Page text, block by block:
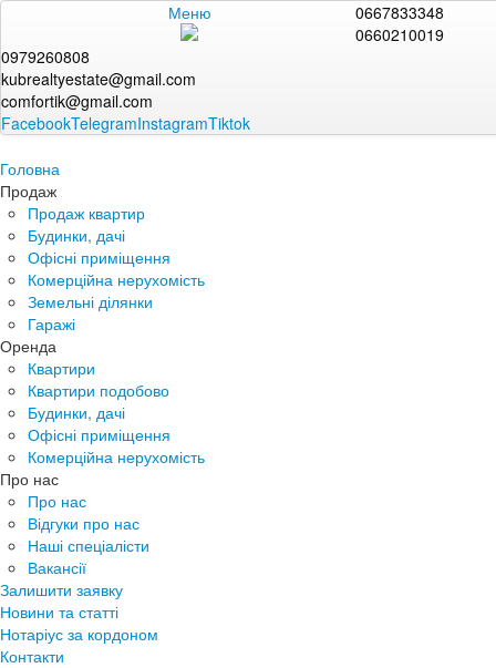
Меню
0667833348
0660210019
0979260808
kubrealtyestate@gmail.com
comfortik@gmail.com
FacebookTelegramInstagramTiktok
Головна
Продаж
Продаж квартир
Будинки, дачі
Офісні приміщення
Комерційна нерухомість
Земельні ділянки
Гаражі
Оренда
Квартири
Квартири подобово
Будинки, дачі
Офісні приміщення
Комерційна нерухомість
Про нас
Про нас
Відгуки про нас
Наші спеціалісти
Вакансії
Залишити заявку
Новини та статті
Нотаріус за кордоном
Контакти